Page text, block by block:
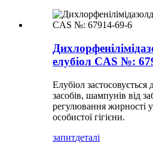
елубіол CAS №:
Елубіол
засобів, шампунів від
регулювання жирності у
особистої гігієни.
запитдеталі